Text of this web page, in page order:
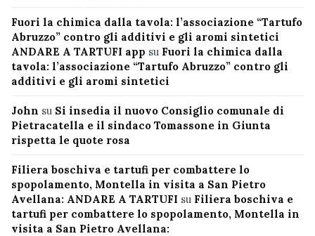
Fuori la chimica dalla tavola: l’associazione “Tartufo
Abruzzo” contro gli additivi e gli aromi sintetici
ANDARE A TARTUFI app su Fuori la chimica dalla
tavola: l’associazione “Tartufo Abruzzo” contro gli
additivi e gli aromi sintetici
John su Si insedia il nuovo Consiglio comunale di
Pietracatella e il sindaco Tomassone in Giunta
rispetta le quote rosa
Filiera boschiva e tartufi per combattere lo
spopolamento, Montella in visita a San Pietro
Avellana: ANDARE A TARTUFI su Filiera boschiva e
tartufi per combattere lo spopolamento, Montella in
visita a San Pietro Avellana: